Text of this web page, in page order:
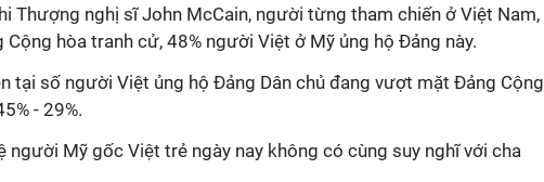
Thượng nghị sĩ John McCain, người từng tham chiến ở Việt Nam,
Cộng hòa tranh cử, 48% người Việt ở Mỹ ủng hộ Đảng này.
tại số người Việt ủng hộ Đảng Dân chủ đang vượt mặt Đảng Cộng
- 29%.
người Mỹ gốc Việt trẻ ngày nay không có cùng suy nghĩ với cha